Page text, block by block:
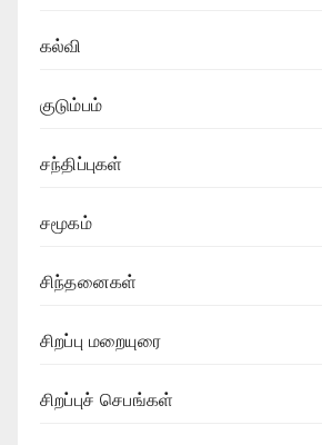
கல்வி
குடும்பம்
சந்திப்புகள்
சமூகம்
சிந்தனைகள்
சிறப்பு மறையுரை
சிறப்புச் செபங்கள்